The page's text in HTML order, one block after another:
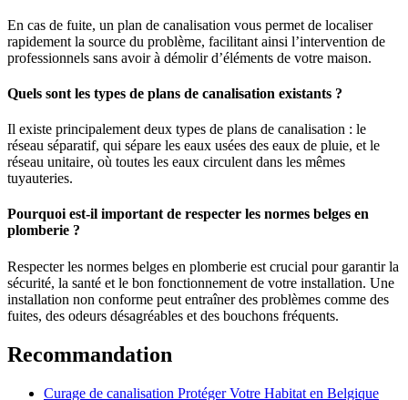
En cas de fuite, un plan de canalisation vous permet de localiser
rapidement la source du problème, facilitant ainsi l’intervention de
professionnels sans avoir à démolir d’éléments de votre maison.
Quels sont les types de plans de canalisation existants ?
Il existe principalement deux types de plans de canalisation : le
réseau séparatif, qui sépare les eaux usées des eaux de pluie, et le
réseau unitaire, où toutes les eaux circulent dans les mêmes
tuyauteries.
Pourquoi est-il important de respecter les normes belges en
plomberie ?
Respecter les normes belges en plomberie est crucial pour garantir la
sécurité, la santé et le bon fonctionnement de votre installation. Une
installation non conforme peut entraîner des problèmes comme des
fuites, des odeurs désagréables et des bouchons fréquents.
Recommandation
Curage de canalisation Protéger Votre Habitat en Belgique